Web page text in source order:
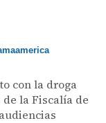
con la droga
la Fiscalía de